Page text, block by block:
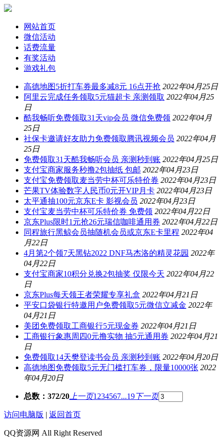
网站首页
微信活动
话费流量
有奖活动
游戏礼包
高德地图5折打车券最多减8元 16点开抢 2022年04月25日
阿里云完成任务领取5元猫超卡 亲测领取 2022年04月25
日
酷我畅听免费领取31天vip会员 微信免费领 2022年04月
25日
社保卡邀请好友助力免费领取腾讯视频会员 2022年04月
25日
免费领取31天酷我畅听会员 亲测秒到账 2022年04月25日
支付宝商家服务秒撸2包抽纸 包邮 2022年04月23日
支付宝免费领取麦当劳中杯可乐特价券 2022年04月23日
芒果TV体验数字人民币0元开VIP月卡 2022年04月23日
太平通抽100元京东E卡 影视会员 2022年04月23日
支付宝麦当劳中杯可乐特价券 免费领 2022年04月22日
京东Plus限时1元抢26元瑞信咖啡通用券 2022年04月22日
同程旅行黑鲸会员抽随机会员或京东E卡里程 2022年04
月22日
4月第2个领7天黑钻2022 DNF马杰洛的精灵花园 2022年
04月22日
支付宝商家10积分兑换2包抽奖 仅限今天 2022年04月22
日
京东Plus每天领王者荣耀专享礼盒 2022年04月21日
平安口袋银行特邀用户免费领取5元微信立减金 2022年
04月21日
美团免费领取工商银行5元现金券 2022年04月21日
工商银行象惠周四0元撸实物 抽5元通用券 2022年04月21
日
免费领取14天樊登读书会员 亲测秒到账 2022年04月20日
高德地图免费领取5元无门槛打车券，限量10000张 2022
年04月20日
总数：372/20 上一页1 234567...19下一页
访问电脑版 | 返回首页
QQ资源网 All Right Reserved